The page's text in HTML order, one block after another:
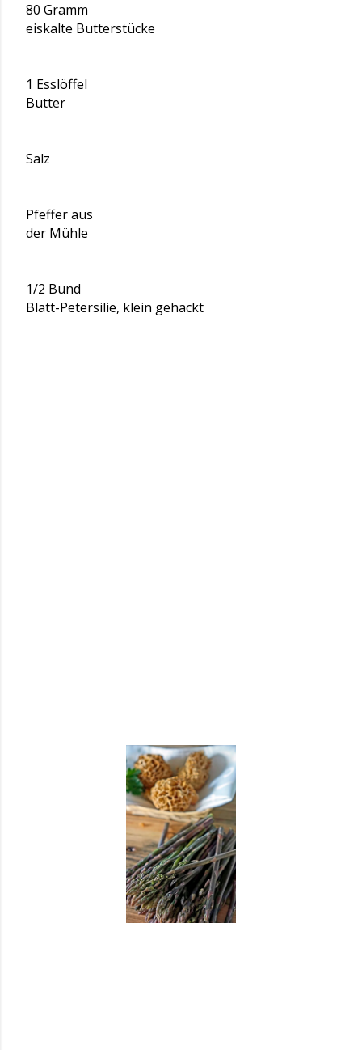
80 Gramm
eiskalte Butterstücke
1 Esslöffel
Butter
Salz
Pfeffer aus
der Mühle
1/2 Bund
Blatt-Petersilie, klein gehackt